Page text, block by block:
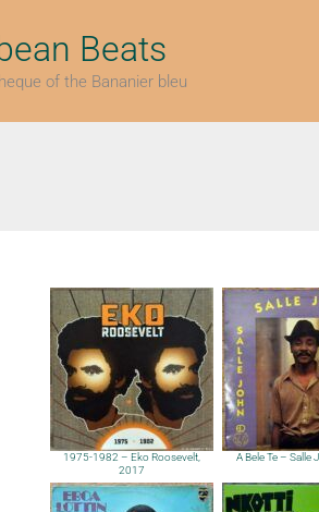
Beats
of the Bananier bleu
1975-1982 – Eko Roosevelt,
2017
A Bele Te –